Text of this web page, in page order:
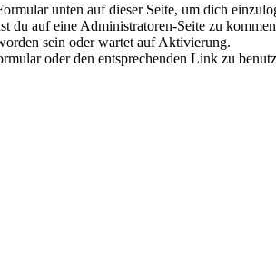
unten auf dieser Seite, um dich
du auf eine Administratoren-Seite zu
sein oder wartet auf Aktivierung.
oder den entsprechenden Link zu